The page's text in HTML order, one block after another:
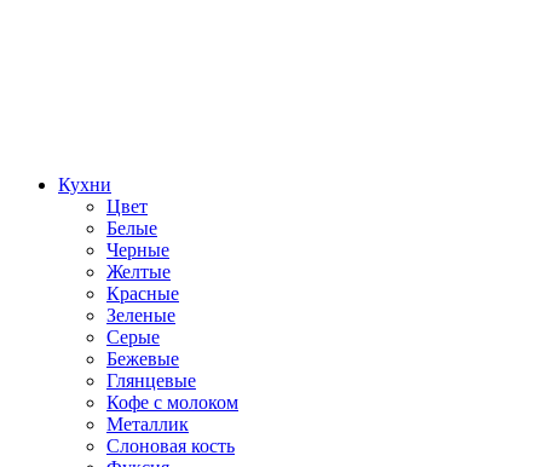
Кухни
Цвет
Белые
Черные
Желтые
Красные
Зеленые
Серые
Бежевые
Глянцевые
Кофе с молоком
Металлик
Слоновая кость